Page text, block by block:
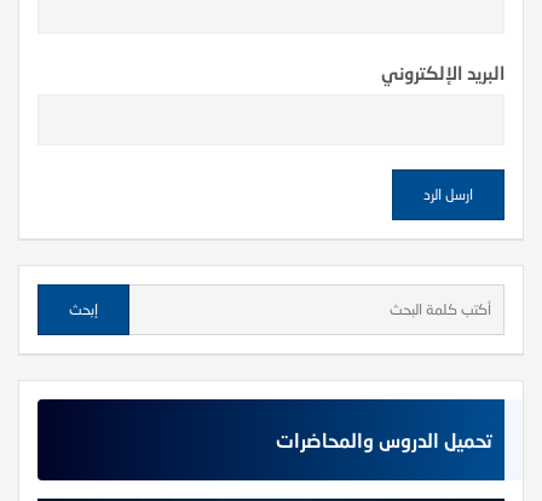
البريد الإلكتروني
تحميل الدروس والمحاضرات